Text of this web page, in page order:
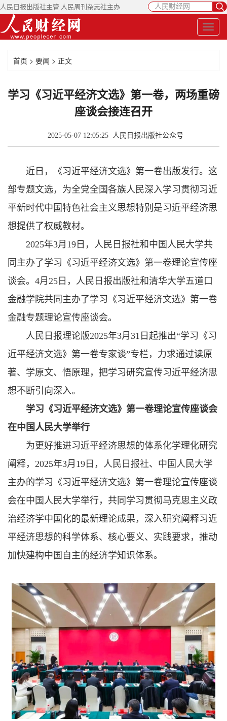
人民日报出版社主管 人民周刊杂志社主办
首页 > 要闻 > 正文
学习《习近平经济文选》第一卷，两场重磅
座谈会接连召开
2025-05-07 12:05:25 人民日报出版社公众号
​​近日，《习近平经济文选》第一卷出版发行。这
部专题文选，为全党全国各族人民深入学习贯彻习近
平新时代中国特色社会主义思想特别是习近平经济思
想提供了权威教材。
2025年3月19日，人民日报社和中国人民大学共
同主办了学习《习近平经济文选》第一卷理论宣传座
谈会。4月25日，人民日报出版社和清华大学五道口
金融学院共同主办了学习《习近平经济文选》第一卷
金融专题理论宣传座谈会。
人民日报理论版2025年3月31日起推出“学习《习
近平经济文选》第一卷专家谈”专栏，力求通过读原
著、学原文、悟原理，把学习研究宣传习近平经济思
想不断引向深入。
学习《习近平经济文选》第一卷理论宣传座谈会
在中国人民大学举行
为更好推进习近平经济思想的体系化学理化研究
阐释，2025年3月19日，人民日报社、中国人民大学
主办的学习《习近平经济文选》第一卷理论宣传座谈
会在中国人民大学举行，共同学习贯彻马克思主义政
治经济学中国化的最新理论成果，深入研究阐释习近
平经济思想的科学体系、核心要义、实践要求，推动
加快建构中国自主的经济学知识体系。